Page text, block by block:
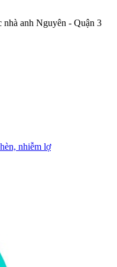
anh Nguyên - Quận 3
nhiễm lợ